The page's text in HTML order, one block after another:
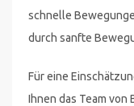
schnelle
durch sanfte
Für eine
Ihnen das Team von